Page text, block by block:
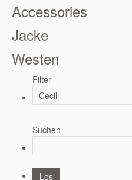
Accessories
Jacke
Westen
Filter
Suchen